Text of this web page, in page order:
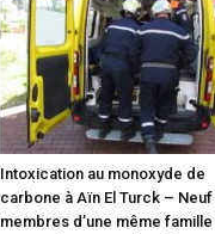
Intoxication au monoxyde de
carbone à Aïn El Turck – Neuf
membres d’une même famille